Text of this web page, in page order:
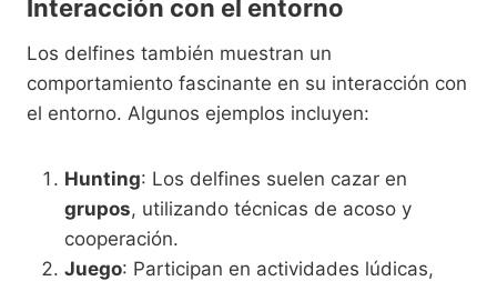
Interacción con el entorno
Los delfines también muestran un
comportamiento fascinante en su interacción con
el entorno. Algunos ejemplos incluyen:
Hunting: Los delfines suelen cazar en
grupos, utilizando técnicas de acoso y
cooperación.
Juego: Participan en actividades lúdicas,